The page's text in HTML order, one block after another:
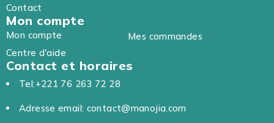
Contact
Mon compte
Mon compte
Mes commandes
Centre d'aide
Contact et horaires
Tel:+221 76 263 72 28
Adresse email: contact@manojia.com